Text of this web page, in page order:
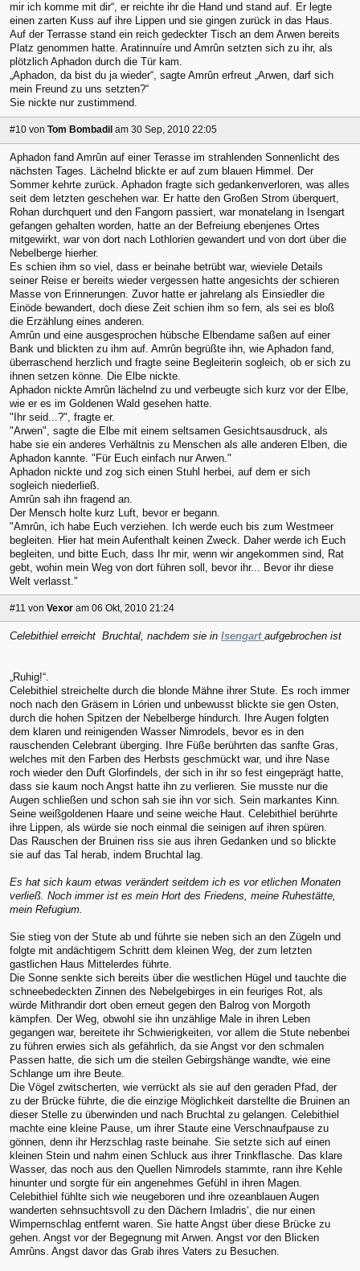
mir ich komme mit dir“, er reichte ihr die Hand und stand auf. Er legte
einen zarten Kuss auf ihre Lippen und sie gingen zurück in das Haus.
Auf der Terrasse stand ein reich gedeckter Tisch an dem Arwen bereits
Platz genommen hatte. Aratinnuíre und Amrûn setzten sich zu ihr, als
plötzlich Aphadon durch die Tür kam.
„Aphadon, da bist du ja wieder“, sagte Amrûn erfreut „Arwen, darf sich
mein Freund zu uns setzten?“
Sie nickte nur zustimmend.
#10 von Tom Bombadil am 30 Sep, 2010 22:05
Aphadon fand Amrûn auf einer Terasse im strahlenden Sonnenlicht des
nächsten Tages. Lächelnd blickte er auf zum blauen Himmel. Der
Sommer kehrte zurück. Aphadon fragte sich gedankenverloren, was alles
seit dem letzten geschehen war. Er hatte den Großen Strom überquert,
Rohan durchquert und den Fangorn passiert, war monatelang in Isengart
gefangen gehalten worden, hatte an der Befreiung ebenjenes Ortes
mitgewirkt, war von dort nach Lothlorien gewandert und von dort über die
Nebelberge hierher.
Es schien ihm so viel, dass er beinahe betrübt war, wieviele Details
seiner Reise er bereits wieder vergessen hatte angesichts der schieren
Masse von Erinnerungen. Zuvor hatte er jahrelang als Einsiedler die
Einöde bewandert, doch diese Zeit schien ihm so fern, als sei es bloß
die Erzählung eines anderen.
Amrûn und eine ausgesprochen hübsche Elbendame saßen auf einer
Bank und blickten zu ihm auf. Amrûn begrüßte ihn, wie Aphadon fand,
überraschend herzlich und fragte seine Begleiterin sogleich, ob er sich zu
ihnen setzen könne. Die Elbe nickte.
Aphadon nickte Amrûn lächelnd zu und verbeugte sich kurz vor der Elbe,
wie er es im Goldenen Wald gesehen hatte.
"Ihr seid...?", fragte er.
"Arwen", sagte die Elbe mit einem seltsamen Gesichtsausdruck, als
habe sie ein anderes Verhältnis zu Menschen als alle anderen Elben, die
Aphadon kannte. "Für Euch einfach nur Arwen."
Aphadon nickte und zog sich einen Stuhl herbei, auf dem er sich
sogleich niederließ.
Amrûn sah ihn fragend an.
Der Mensch holte kurz Luft, bevor er begann.
"Amrûn, ich habe Euch verziehen. Ich werde euch bis zum Westmeer
begleiten. Hier hat mein Aufenthalt keinen Zweck. Daher werde ich Euch
begleiten, und bitte Euch, dass Ihr mir, wenn wir angekommen sind, Rat
gebt, wohin mein Weg von dort führen soll, bevor ihr... Bevor ihr diese
Welt verlasst."
#11 von Vexor am 06 Okt, 2010 21:24
Celebithiel erreicht Bruchtal, nachdem sie in Isengart aufgebrochen ist
„Ruhig!“.
Celebithiel streichelte durch die blonde Mähne ihrer Stute. Es roch immer
noch nach den Gräsern in Lórien und unbewusst blickte sie gen Osten,
durch die hohen Spitzen der Nebelberge hindurch. Ihre Augen folgten
dem klaren und reinigenden Wasser Nimrodels, bevor es in den
rauschenden Celebrant überging. Ihre Füße berührten das sanfte Gras,
welches mit den Farben des Herbsts geschmückt war, und ihre Nase
roch wieder den Duft Glorfindels, der sich in ihr so fest eingeprägt hatte,
dass sie kaum noch Angst hatte ihn zu verlieren. Sie musste nur die
Augen schließen und schon sah sie ihn vor sich. Sein markantes Kinn.
Seine weißgoldenen Haare und seine weiche Haut. Celebithiel berührte
ihre Lippen, als würde sie noch einmal die seinigen auf ihren spüren.
Das Rauschen der Bruinen riss sie aus ihren Gedanken und so blickte
sie auf das Tal herab, indem Bruchtal lag.
Es hat sich kaum etwas verändert seitdem ich es vor etlichen Monaten
verließ. Noch immer ist es mein Hort des Friedens, meine Ruhestätte,
mein Refugium.
Sie stieg von der Stute ab und führte sie neben sich an den Zügeln und
folgte mit andächtigem Schritt dem kleinen Weg, der zum letzten
gastlichen Haus Mittelerdes führte.
Die Sonne senkte sich bereits über die westlichen Hügel und tauchte die
schneebedeckten Zinnen des Nebelgebirges in ein feuriges Rot, als
würde Mithrandir dort oben erneut gegen den Balrog von Morgoth
kämpfen. Der Weg, obwohl sie ihn unzählige Male in ihren Leben
gegangen war, bereitete ihr Schwierigkeiten, vor allem die Stute nebenbei
zu führen erwies sich als gefährlich, da sie Angst vor den schmalen
Passen hatte, die sich um die steilen Gebirgshänge wandte, wie eine
Schlange um ihre Beute.
Die Vögel zwitscherten, wie verrückt als sie auf den geraden Pfad, der
zu der Brücke führte, die die einzige Möglichkeit darstellte die Bruinen an
dieser Stelle zu überwinden und nach Bruchtal zu gelangen. Celebithiel
machte eine kleine Pause, um ihrer Staute eine Verschnaufpause zu
gönnen, denn ihr Herzschlag raste beinahe. Sie setzte sich auf einen
kleinen Stein und nahm einen Schluck aus ihrer Trinkflasche. Das klare
Wasser, das noch aus den Quellen Nimrodels stammte, rann ihre Kehle
hinunter und sorgte für ein angenehmes Gefühl in ihren Magen.
Celebithiel fühlte sich wie neugeboren und ihre ozeanblauen Augen
wanderten sehnsuchtsvoll zu den Dächern Imladris‘, die nur einen
Wimpernschlag entfernt waren. Sie hatte Angst über diese Brücke zu
gehen. Angst vor der Begegnung mit Arwen. Angst vor den Blicken
Amrûns. Angst davor das Grab ihres Vaters zu Besuchen.